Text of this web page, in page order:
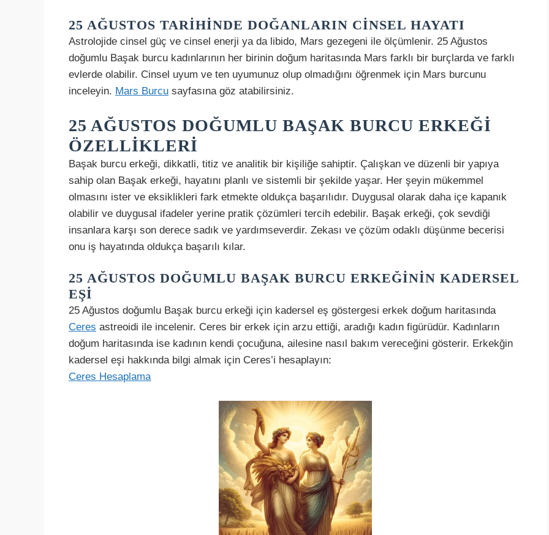
25 AĞUSTOS TARIHINDE DOĞANLARIN CINSEL HAYATI
Astrolojide cinsel güç ve cinsel enerji ya da libido, Mars gezegeni ile ölçümlenir. 25 Ağustos
doğumlu Başak burcu kadınlarının her birinin doğum haritasında Mars farklı bir burçlarda ve farklı
evlerde olabilir. Cinsel uyum ve ten uyumunuz olup olmadığını öğrenmek için Mars burcunu
inceleyin. Mars Burcu sayfasına göz atabilirsiniz.
25 AĞUSTOS DOĞUMLU BAŞAK BURCU ERKEĞI
ÖZELLIKLERI
Başak burcu erkeği, dikkatli, titiz ve analitik bir kişiliğe sahiptir. Çalışkan ve düzenli bir yapıya
sahip olan Başak erkeği, hayatını planlı ve sistemli bir şekilde yaşar. Her şeyin mükemmel
olmasını ister ve eksiklikleri fark etmekte oldukça başarılıdır. Duygusal olarak daha içe kapanık
olabilir ve duygusal ifadeler yerine pratik çözümleri tercih edebilir. Başak erkeği, çok sevdiği
insanlara karşı son derece sadık ve yardımseverdir. Zekası ve çözüm odaklı düşünme becerisi
onu iş hayatında oldukça başarılı kılar.
25 AĞUSTOS DOĞUMLU BAŞAK BURCU ERKEĞININ KADERSEL
EŞI
25 Ağustos doğumlu Başak burcu erkeği için kadersel eş göstergesi erkek doğum haritasında
Ceres astreoidi ile incelenir. Ceres bir erkek için arzu ettiği, aradığı kadın figürüdür. Kadınların
doğum haritasında ise kadının kendi çocuğuna, ailesine nasıl bakım vereceğini gösterir. Erkekğin
kadersel eşi hakkında bilgi almak için Ceres’i hesaplayın:
Ceres Hesaplama